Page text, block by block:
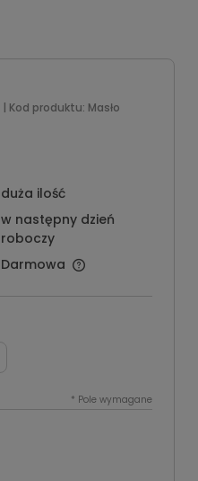
| Kod produktu: Masło
duża ilość
w następny dzień
roboczy
Darmowa
* Pole wymagane